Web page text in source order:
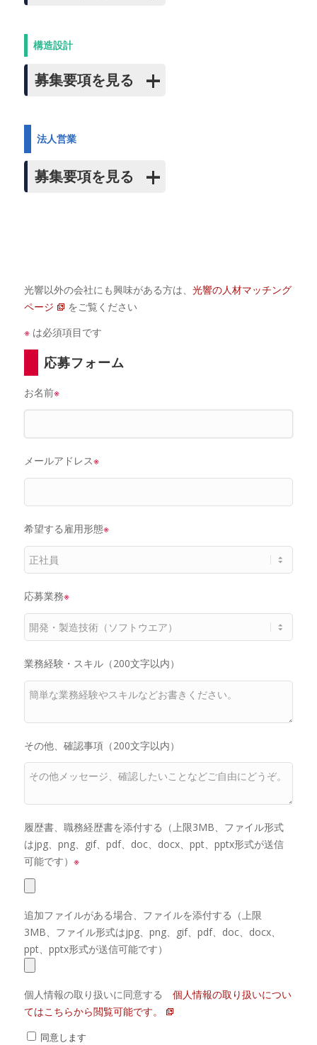
構造設計
募集要項を見る
法人営業
募集要項を見る
光響以外の会社にも興味がある方は、 光響の人材マッチング
ページ
をご覧ください
※は必須項目です
応募フォーム
お名前※
メールアドレス※
希望する雇用形態※
応募業務※
業務経験・スキル（200文字以内）
その他、確認事項（200文字以内）
履歴書、職務経歴書を添付する（上限3MB、ファイル形式
はjpg、png、gif、pdf、doc、docx、ppt、pptx形式が送信
可能です） ※
追加ファイルがある場合、ファイルを添付する（上限
3MB、ファイル形式はjpg、png、gif、pdf、doc、docx、
ppt、pptx形式が送信可能です）
個人情報の取り扱いに同意する 個人情報の取り扱いについ
てはこちらから閲覧可能です。
同意します